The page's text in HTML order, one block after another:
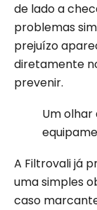
de lado a
problemas
prejuízo
diretamente
prevenir.
Um
A Filtrovali já
uma simples
caso